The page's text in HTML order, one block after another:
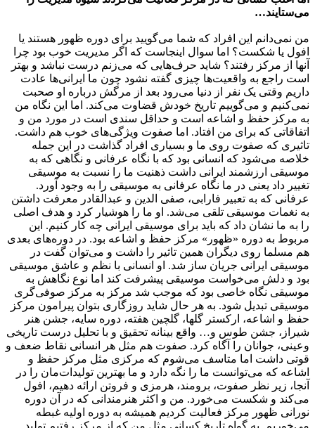
می‌ستایند…
من نمی‌دانم این افراد که شما می‌گویید برای دوره ظهور هستند یا
افول یا شکست؟ اما سوال اینجاست که اگر مدیریت خوب بود چرا
آنها از مرکز رفتند؟ شاید حرف‌هایی که می‌زنم درست نباشد و بهتر
است راجع به واقعیت‌ها چیزی گفته نشود چون ما ایرانی‌ها عادت
داریم وقتی یک نفر از دنیا می‌رود بعد از مرگش درباره او صحبت
نمی‌کنیم و می‌گوییم تاریخ خودش قضاوت می‌کند. اما این نگاه من
به مرکز حفظ و اشاعه است و حداقل سندی است در مورد من و
اتفاقاتی که برای من افتاد. اما صفوت ویژگی‌های خوب هم داشت.
تاثیری که صفوت روی ما و بسیاری افراد گذاشت در این جمله
خلاصه می‌شود که انسانی بود که با نگاه عرفانی و نگاهی که به
موسیقی ارزشمند ایرانی داشت ذهنیت ما را نسبت به موسیقی
تغییر داد یعنی در ما نگاه عرفانی به موسیقی را به وجود آورد.
عرفانی که به تعبیر فارابی، صفی الدین و عبدالقادر معرفت داشتن
به نغمات موسیقی تلقی می‌شد. او ما را هوشیار کرد و هدف اصلی
را به ما نشان داد که باید برای موسیقی ایرانی چه کار کنیم. این
مربوط به دوره «ظهور» مرکز حفظ و اشاعه بود. در دوره‌های بعدی
هم مسلما روی دیگران همین تاثیر را داشت و می‌توان گفت در
موسیقی ایرانی جریان ساز شد. او انسانی با نظم و عاشق موسیقی
بود و دلش می‌خواست موسیقی پیشرفت کند اما نوع نگاهش به
موسیقی نگاه خاصی بود که موجب شد مرکز به مرکز صوفی‌گری
موسیقی تبدیل شود. به هر حال شاید روزگاری بتوان پیرامون مرکز
حفظ و اشاعه، ارکستر گلها، گلچین هفته، دوره سایه، جشن هنر
شیراز، جشن طوس و… واقع بینانه تحقیق و با تحلیل درست تاریخی
وعینی، جوانان را آگاه کرد. صفوت هم مثل هر انسانی نقاط ضعف و
قوتی داشت اما متاسف می‌شوم که مرکزی مثل مرکز حفظ و
اشاعه که می‌توانست ما را نگه دارد و ما بهترین تولیدات‌مان را در
آنجا، زیر نظر صفوت، برومند، هرمزی و فروتن ارائه دهیم، افول
می‌کند و شکست می‌خورد. من و اکثر هنرمندانی که در آن دوره
نورانی ظهور مرکز فعالیت کردیم همیشه به دوره اولیه غبطه
می‌خوریم. به گواه تاریخ کسانی مثل من که از مرکز رفتیم تولید